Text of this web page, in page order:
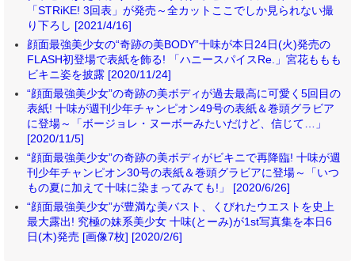
「STRiKE! 3回表」が発売～全カットここでしか見られない撮
り下ろし [2021/4/16]
顔面最強美少女の“奇跡の美BODY”十味が本日24日(火)発売の
FLASH初登場で表紙を飾る! 「ハニースパイスRe.」宮花ももも
ビキニ姿を披露 [2020/11/24]
“顔面最強美少女”の奇跡の美ボディが過去最高に可愛く5回目の
表紙! 十味が週刊少年チャンピオン49号の表紙＆巻頭グラビア
に登場～「ボージョレ・ヌーボーみたいだけど、信じて…」
[2020/11/5]
“顔面最強美少女”の奇跡の美ボディがビキニで再降臨! 十味が週
刊少年チャンピオン30号の表紙＆巻頭グラビアに登場～「いつ
もの夏に加えて十味に染まってみても!」 [2020/6/26]
“顔面最強美少女”が豊満な美バスト、くびれたウエストを史上
最大露出! 究極の妹系美少女 十味(とーみ)が1st写真集を本日6
日(木)発売 [画像7枚] [2020/2/6]